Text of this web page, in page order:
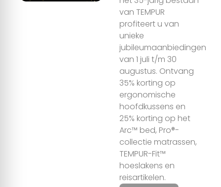
van TEMPUR
profiteert u van
unieke
jubileumaanbiedingen
van 1 juli t/m 30
augustus. Ontvang
35% korting op
ergonomische
hoofdkussens en
25% korting op het
Arc™ bed, Pro®-
collectie matrassen,
TEMPUR-Fit™
hoeslakens en
reisartikelen.